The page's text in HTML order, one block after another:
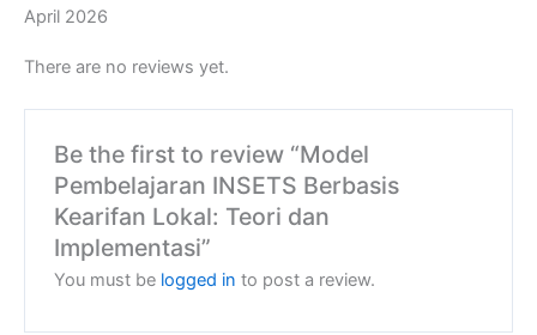
April 2026
There are no reviews yet.
Be the first to review “Model
Pembelajaran INSETS Berbasis
Kearifan Lokal: Teori dan
Implementasi”
You must be logged in to post a review.